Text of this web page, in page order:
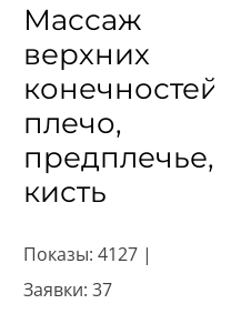
Массаж
верхних
конечностей:
плечо,
предплечье,
кисть
Показы: 4127 |
Заявки: 37